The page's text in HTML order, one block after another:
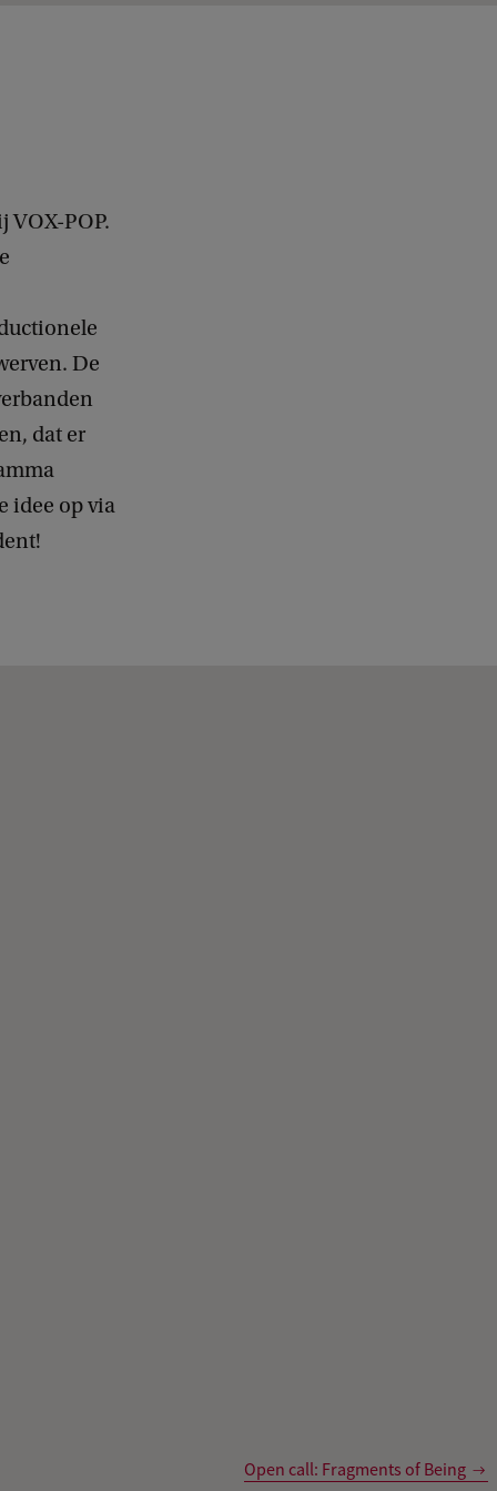
POP.
De
dat er
idee op via
Open call: Fragments of Being